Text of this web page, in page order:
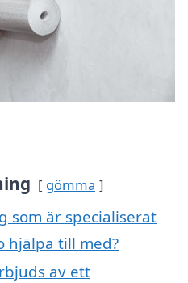
gömma
som är specialiserat
hjälpa till med?
av ett